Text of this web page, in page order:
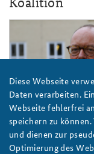
The Association of
Young Leaders in
Directions
Core Course on
German Forum on
Public Events
Further Events
Foto: BAKS
#angeBAKSt:
des
Diese Webseite
Daten verarbeiten.
Webseite fehlerfrei
speichern zu
und dienen zur
Optimierung des